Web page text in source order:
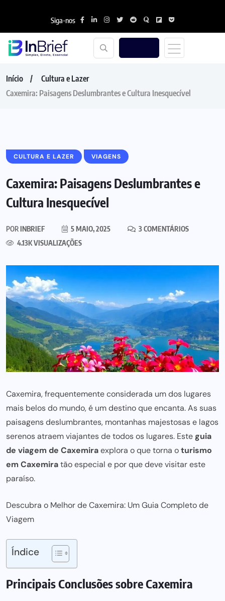
Siga-nos
Início
Cultura e Lazer
Caxemira: Paisagens Deslumbrantes e Cultura Inesquecível
CULTURA E LAZER VIAGENS
Caxemira: Paisagens Deslumbrantes e
Cultura Inesquecível
PORINBRIEF 5 MAIO, 2025
3 COMENTÁRIOS
4.13K VISUALIZAÇÕES
Caxemira, frequentemente considerada um dos lugares
mais belos do mundo, é um destino que encanta. As suas
paisagens deslumbrantes, montanhas majestosas e lagos
serenos atraem viajantes de todos os lugares. Este guia
de viagem de Caxemiraexplora o que torna oturismo
em Caxemiratão especial e por que deve visitar este
paraíso.
Descubra o Melhor de Caxemira: Um Guia Completo de
Viagem
Índice
Principais Conclusões sobre Caxemira